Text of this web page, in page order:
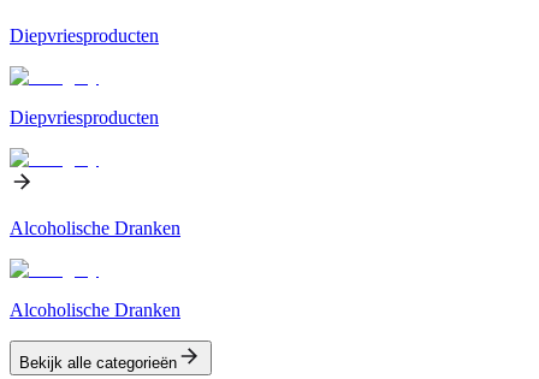
Diepvriesproducten
Diepvriesproducten
Alcoholische Dranken
Alcoholische Dranken
Bekijk alle categorieën